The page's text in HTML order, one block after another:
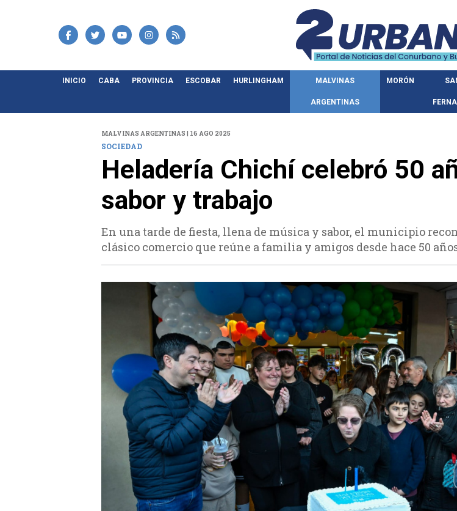
INICIO CABA PROVINCIA ESCOBAR HURLINGHAM MALVINAS
ARGENTINAS
MORÓN
MALVINAS ARGENTINAS | 16 AGO 2025
SOCIEDAD
Heladería Chichí celebró 50
sabor y trabajo
En una tarde de fiesta, llena de música y sabor, el municipio
clásico comercio que reúne a familia y amigos desde hace 50